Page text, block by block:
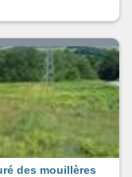
des mouillères